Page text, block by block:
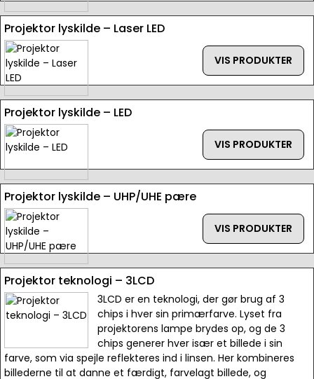
Projektor lyskilde – Laser LED
VIS PRODUKTER
Projektor lyskilde – LED
VIS PRODUKTER
Projektor lyskilde – UHP/UHE pære
VIS PRODUKTER
Projektor teknologi – 3LCD
3LCD er en teknologi, der gør brug af 3
chips i hver sin primærfarve. Lyset fra
projektorens lampe brydes op, og de 3
chips generer hver især et billede i sin
farve, som via spejle reflekteres ind i linsen. Her kombineres
billederne til at danne et færdigt, farvelagt billede, og